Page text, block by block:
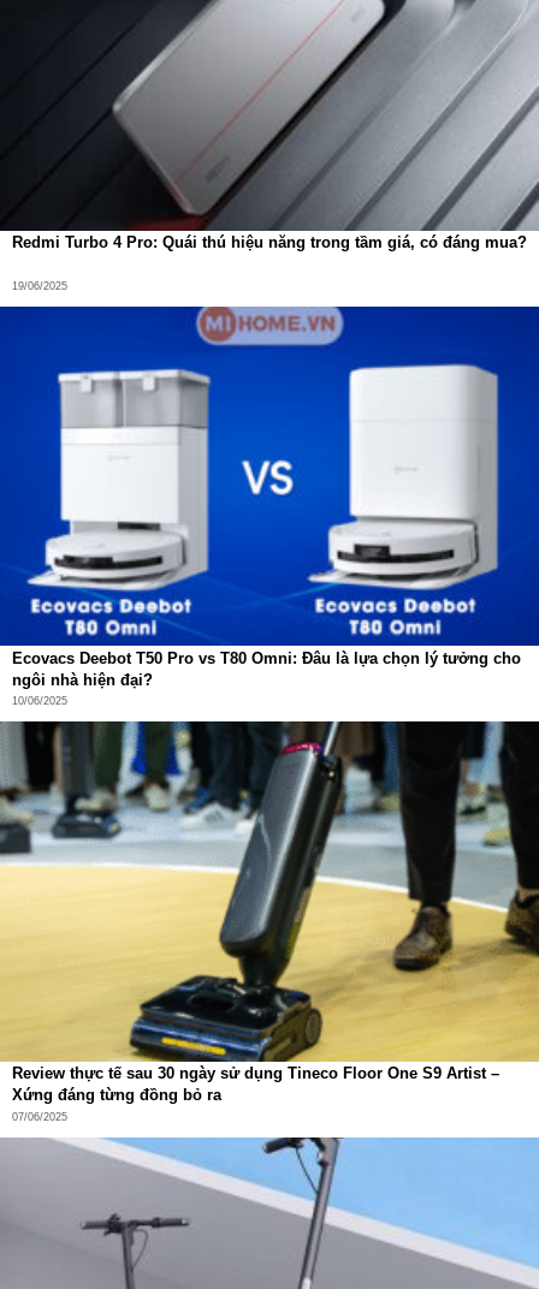
Chổi lăn chính kép – Tăng hiệu quả làm sạch
Redroad V17 sử dụngchổi lăn chính kép với 2 con lăn,
Tăng khả năng bắt bụi
Giảm tình trạng bỏ sót bụi mịn
Làm sạch hiệu quả hơn trên nhiều bề mặt
linh hoạt, máy có thể dễ dàng tiếp cận những khu vực khó
làm sạch như gầm tủ, khe cửa, góc tường hay nội thất ô tô.
Công nghệ giảm tiếng ồn – Êm ái chỉ 60dB
Một trong những ưu điểm nổi bật nhất của Redroad V17
chính làđộ ồn chỉ 60dB
, được đánh giá là thấp nhất trong
phân khúc máy hút bụi cầm tay hiện nay.
Nhờ đó, bạn có thể thoải mái dọn dẹp nhà cửa:
Không gây khó chịu cho người xung quanh
Không ảnh hưởng đến giấc ngủ của trẻ nhỏ
Phù hợp sử dụng vào sáng sớm hoặc buổi tối
Vệ sinh đơn giản – Sử dụng bền bỉ lâu dài
Redroad V17 cho phéptháo rời toàn bộ các bộ phận, từ
hộp bụi, lõi lọc đến chổi lăn, giúp việc vệ sinh trở nên
nhanh chóng và dễ dàng hơn bao giờ hết.
600ml giúp hạn chế việc đổ bụi nhiều
lần, đồng thời giữ cho hiệu suất hút luôn ổn định.
Kết luận – Redroad V17, lựa chọn xứng đáng
Redmi Turbo 4 Pro: Quái thú hiệu năng trong tầm giá, có đáng mua?
19/06/2025
Ecovacs Deebot T50 Pro vs T80 Omni: Đâu là lựa chọn lý tưởng cho
ngôi nhà hiện đại?
10/06/2025
Review thực tế sau 30 ngày sử dụng Tineco Floor One S9 Artist –
Xứng đáng từng đồng bỏ ra
07/06/2025